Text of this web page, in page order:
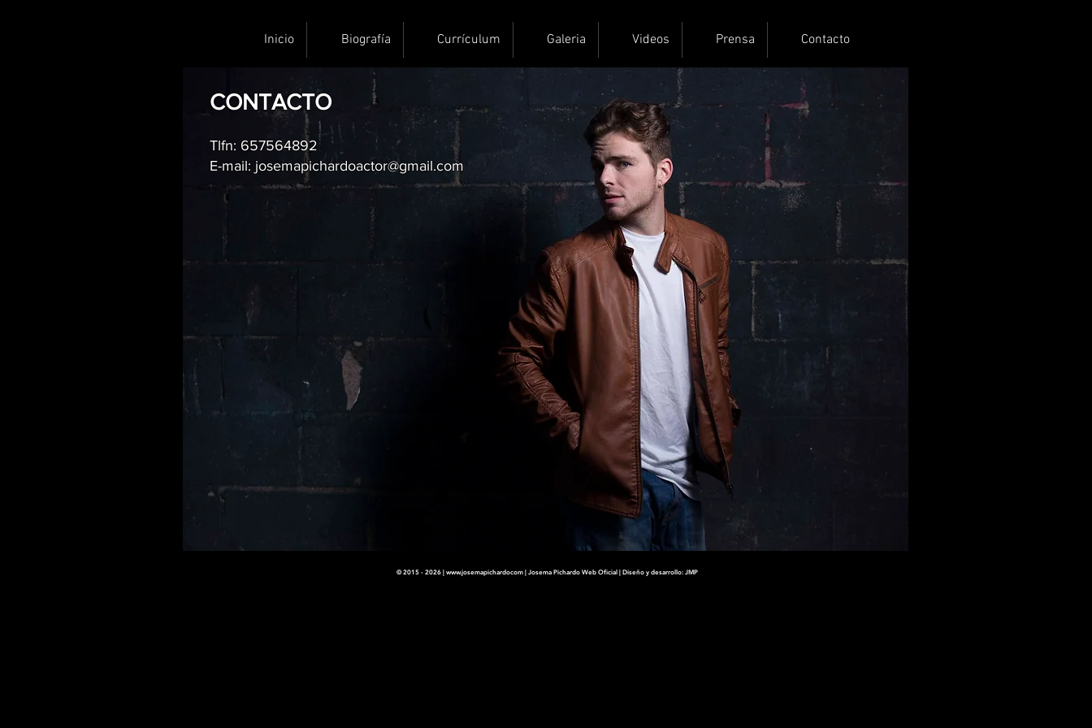
Inicio Biografía Currículum Galeria Videos Prensa Contacto
CONTACTO
Tlfn: 657564892
E-mail: josemapichardoactor@gmail.com
© 2015 - 2026 | www.josemapichardocom | Josema Pichardo Web Oficial | Diseño y desarrollo: JMP